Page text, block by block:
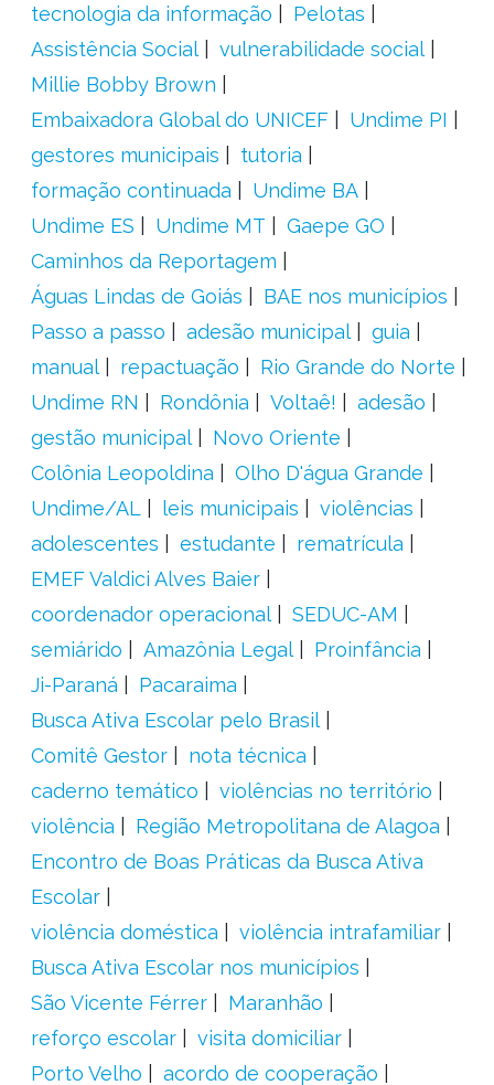
tecnologia da informação
Pelotas
Assistência Social
vulnerabilidade social
Millie Bobby Brown
Embaixadora Global do UNICEF
Undime PI
gestores municipais
tutoria
formação continuada
Undime BA
Undime ES
Undime MT
Gaepe GO
Caminhos da Reportagem
Águas Lindas de Goiás
BAE nos municípios
Passo a passo
adesão municipal
guia
manual
repactuação
Rio Grande do Norte
Undime RN
Rondônia Voltaê!
adesão
gestão municipal
Novo Oriente
Colônia Leopoldina
Olho D'água Grande
Undime/AL
leis municipais
violências
adolescentes
estudante
rematrícula
EMEF Valdici Alves Baier
coordenador operacional
SEDUC-AM
semiárido
Amazônia Legal
Proinfância
Ji-Paraná
Pacaraima
Busca Ativa Escolar pelo Brasil
Comitê Gestor
nota técnica
caderno temático
violências no território
violência
Região Metropolitana de Alagoa
Encontro de Boas Práticas da Busca Ativa
Escolar
violência doméstica
violência intrafamiliar
Busca Ativa Escolar nos municípios
São Vicente Férrer
Maranhão
reforço escolar
visita domiciliar
Porto Velho
acordo de cooperação